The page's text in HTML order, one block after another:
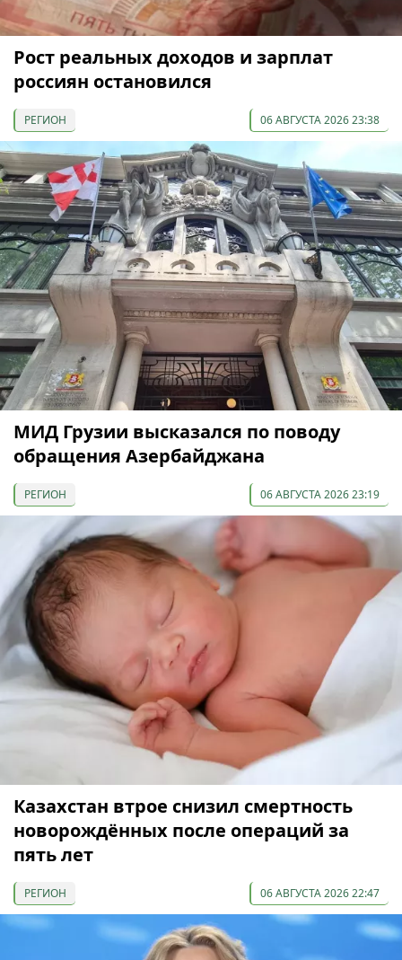
Рост реальных доходов и зарплат
россиян остановился
РЕГИОН 06 АВГУСТА 2026 23:38
МИД Грузии высказался по поводу
обращения Азербайджана
РЕГИОН 06 АВГУСТА 2026 23:19
Казахстан втрое снизил смертность
новорождённых после операций за
пять лет
РЕГИОН 06 АВГУСТА 2026 22:47